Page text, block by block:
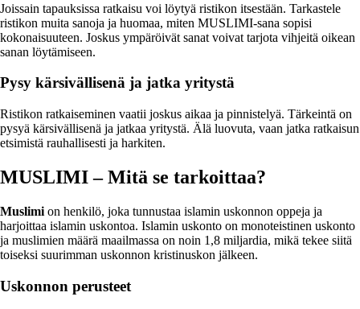
Joissain tapauksissa ratkaisu voi löytyä ristikon itsestään. Tarkastele
ristikon muita sanoja ja huomaa, miten MUSLIMI-sana sopisi
kokonaisuuteen. Joskus ympäröivät sanat voivat tarjota vihjeitä oikean
sanan löytämiseen.
Pysy kärsivällisenä ja jatka yritystä
Ristikon ratkaiseminen vaatii joskus aikaa ja pinnistelyä. Tärkeintä on
pysyä kärsivällisenä ja jatkaa yritystä. Älä luovuta, vaan jatka ratkaisun
etsimistä rauhallisesti ja harkiten.
MUSLIMI – Mitä se tarkoittaa?
Muslimi on henkilö, joka tunnustaa islamin uskonnon oppeja ja
harjoittaa islamin uskontoa. Islamin uskonto on monoteistinen uskonto
ja muslimien määrä maailmassa on noin 1,8 miljardia, mikä tekee siitä
toiseksi suurimman uskonnon kristinuskon jälkeen.
Uskonnon perusteet